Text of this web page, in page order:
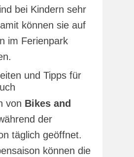
bei Kindern sehr
können sie auf
im Ferienpark
und Tipps für
von Bikes and
der
täglich geöffnet.
können die